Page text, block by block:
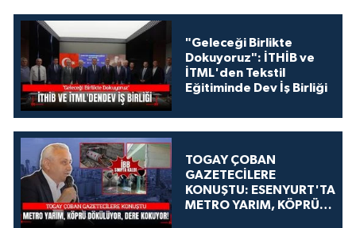
"Geleceği Birlikte
Dokuyoruz": İTHİB ve
İTML'den Tekstil
Eğitiminde Dev İş Birliği
TOGAY ÇOBAN
GAZETECİLERE
KONUŞTU: ESENYURT'TA
METRO YARIM, KÖPRÜ